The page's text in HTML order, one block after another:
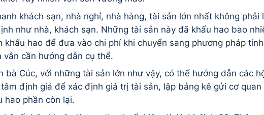
khách sạn, nhà nghỉ, nhà hàng, tài sản lớn nhất không phải
như nhà, khách sạn. Những tài sản này đã khấu hao bao
khấu hao để đưa vào chi phí khi chuyển sang phương pháp tính
cần hướng dẫn cụ thể.
bà Cúc, với những tài sản lớn như vậy, có thể hướng dẫn các
định giá để xác định giá trị tài sản, lập bảng kê gửi cơ quan
hao phần còn lại.